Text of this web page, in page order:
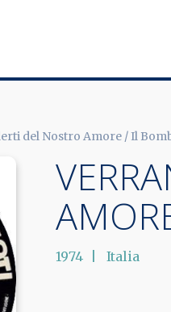
del Nostro Amore / Il
1974 Italia